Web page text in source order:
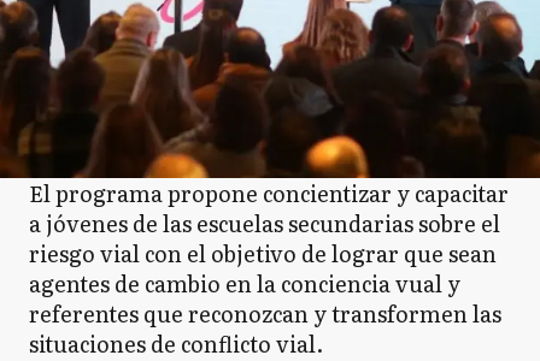
El programa propone concientizar y capacitar
a jóvenes de las escuelas secundarias sobre el
riesgo vial con el objetivo de lograr que sean
agentes de cambio en la conciencia vual y
referentes que reconozcan y transformen las
situaciones de conflicto vial.